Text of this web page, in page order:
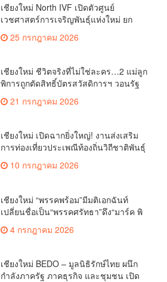
เชียงใหม่ North IVF เปิดตัวศูนย์
เวชศาสตร์การเจริญพันธุ์แห่งใหม่ ยก
บุตรยากของภูมิภาค(คลิป)
25 กรกฎาคม 2026
เชียงใหม่ ชีวิตจริงที่ไม่ใช่ละคร…2 แม่ลูก
พิการถูกตัดสิทธิ์บัตรสวัสดิการฯ วอนรัฐ
21 กรกฎาคม 2026
เชียงใหม่ เปิดฉากยิ่งใหญ่! งานส่งเสริม
การท่องเที่ยวประเพณีท้องถิ่นวิถีชาติพันธุ์
ล้านนา(คลิป)
10 กรกฎาคม 2026
เชียงใหม่ “พรรคพร้อม”มีมติเอกฉันท์
เปลี่ยนชื่อเป็น“พรรคศรัทธา”ดึง“มาร์ค พิ
4 กรกฎาคม 2026
เชียงใหม่ BEDO – มูลนิธิรักษ์ไทย ผนึก
กำลังภาครัฐ ภาคธุรกิจ และชุมชน เปิด